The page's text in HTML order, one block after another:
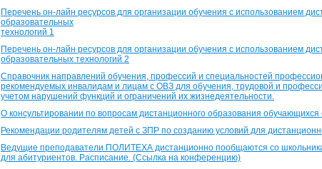
Перечень он-лайн ресурсов для организации обучения с использованием
образовательных
технологий 1
Перечень он-лайн ресурсов для организации обучения с использованием
образовательных технологий 2
Справочник направлений обучения, профессий и специальностей
рекомендуемых инвалидам и лицам с ОВЗ для обучения, трудовой и
учетом нарушений функций и ограничений их жизнедеятельности.
О консультировании по вопросам дистанционного образования
Рекомендации родителям детей с ЗПР по созданию условий для
Ведущие преподаватели ПОЛИТЕХА дистанционно пообщаются со
для абитуриентов. Расписание. (Ссылка на конференцию)